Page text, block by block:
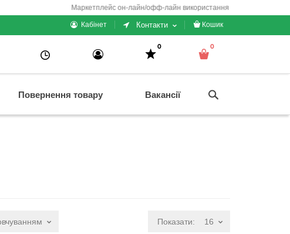
Маркетплейс он-лайн/офф-лайн використання + електронні каси/чеки/
Кабінет Контакти Кошик
0 0
Повернення товару Вакансії
Показати: 16